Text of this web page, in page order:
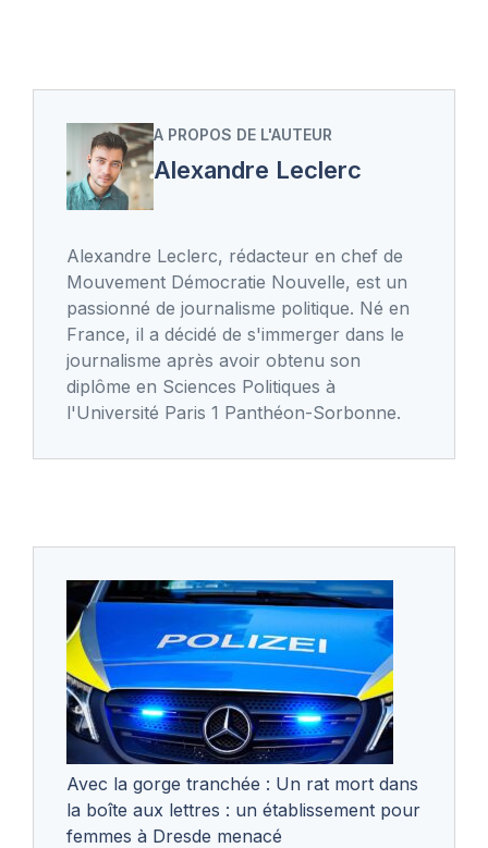
A PROPOS DE L'AUTEUR
Alexandre Leclerc
Alexandre Leclerc, rédacteur en chef de
Mouvement Démocratie Nouvelle, est un
passionné de journalisme politique. Né en
France, il a décidé de s'immerger dans le
journalisme après avoir obtenu son
diplôme en Sciences Politiques à
l'Université Paris 1 Panthéon-Sorbonne.
Avec la gorge tranchée : Un rat mort dans
la boîte aux lettres : un établissement pour
femmes à Dresde menacé